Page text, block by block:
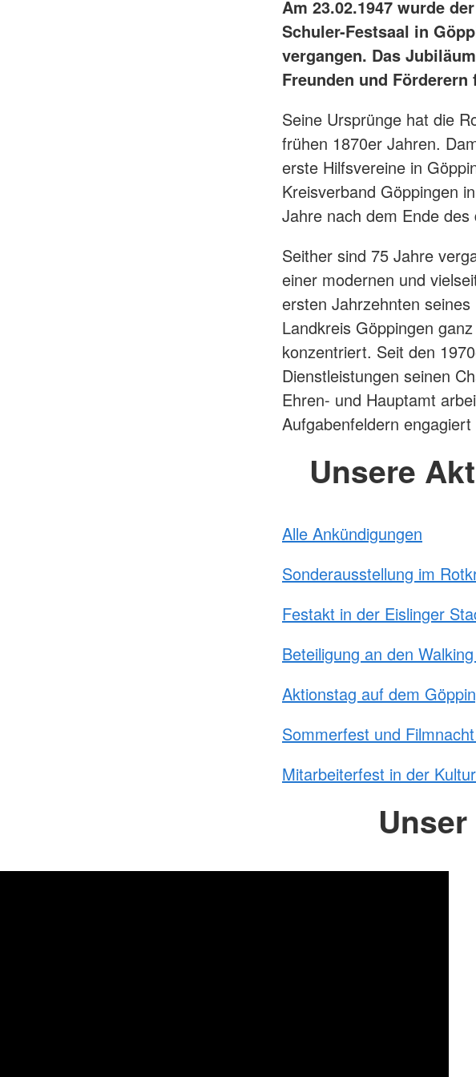
Am 23.02.1947 wurde
Schuler-Festsaal in
vergangen. Das
Freunden und Förderern
Seine Ursprünge hat die
frühen 1870er Jahren.
erste Hilfsvereine in
Kreisverband Göppingen
Jahre nach dem Ende
Seither sind 75 Jahre
einer modernen und
ersten Jahrzehnten
Landkreis Göppingen
konzentriert. Seit den
Dienstleistungen seinen
Ehren- und Hauptamt
Aufgabenfeldern
Unsere
Alle Ankündigungen
Sonderausstellung im
Festakt in der Eislinger
Beteiligung an den
Aktionstag auf dem
Sommerfest und
Mitarbeiterfest in der